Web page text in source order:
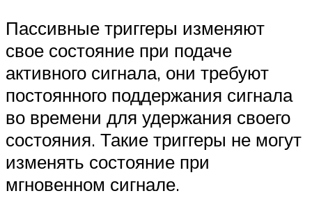
Пассивные триггеры изменяют
свое состояние при подаче
активного сигнала, они требуют
постоянного поддержания сигнала
во времени для удержания своего
состояния. Такие триггеры не могут
изменять состояние при
мгновенном сигнале.